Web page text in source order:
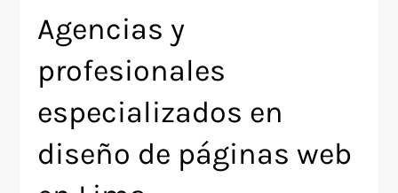
Agencias y
profesionales
especializados en
diseño de páginas web